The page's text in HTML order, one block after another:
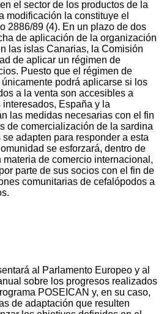
el sector de los productos de la
modificación la constituye el
2886/89 (4). En un plazo de dos
de aplicación de la organización
las islas Canarias, la Comisión
de aplicar un régimen de
Puesto que el régimen de
podrá aplicarse si los
a la venta son accesibles a
España y la
las medidas necesarias con el fin
de comercialización de la sardina
adapten para responder a esta
se esforzará, dentro de
de comercio internacional,
parte de sus socios con el fin de
comunitarias de cefalópodos a
al Parlamento Europeo y al
sobre los progresos realizados
POSEICAN y, en su caso,
de adaptación que resulten